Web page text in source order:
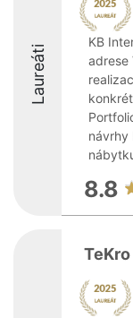
Laureáti
KB
adrese
návrhy
8.8